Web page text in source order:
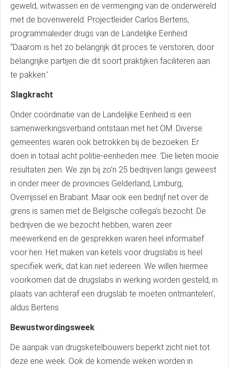
geweld, witwassen en de vermenging van de onderwereld
met de bovenwereld. Projectleider Carlos Bertens,
programmaleider drugs van de Landelijke Eenheid:
“Daarom is het zo belangrijk dit proces te verstoren, door
belangrijke partijen die dit soort praktijken faciliteren aan
te pakken.’
Slagkracht
Onder coördinatie van de Landelijke Eenheid is een
samenwerkingsverband ontstaan met het OM. Diverse
gemeentes waren ook betrokken bij de bezoeken. Er
doen in totaal acht politie-eenheden mee. ‘Die lieten mooie
resultaten zien. We zijn bij zo’n 25 bedrijven langs geweest
in onder meer de provincies Gelderland, Limburg,
Overrijssel en Brabant. Maar ook een bedrijf net over de
grens is samen met de Belgische collega’s bezocht. De
bedrijven die we bezocht hebben, waren zeer
meewerkend en de gesprekken waren heel informatief
voor hen. Het maken van ketels voor drugslabs is heel
specifiek werk, dat kan niet iedereen. We willen hiermee
voorkomen dat de drugslabs in werking worden gesteld, in
plaats van achteraf een drugslab te moeten ontmantelen’,
aldus Bertens.
Bewustwordingsweek
De aanpak van drugsketelbouwers beperkt zicht niet tot
deze ene week. Ook de komende weken worden in